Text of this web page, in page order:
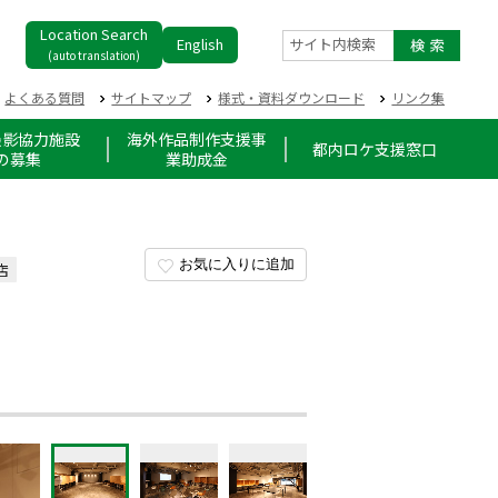
Location Search
(auto translation)
English サイト内検索
よくある質問 サイトマップ 様式・資料ダウンロード リンク集
協力施設
募集
海外作品制作支援事
業助成金
都内ロケ支援窓口
お気に入りに追加